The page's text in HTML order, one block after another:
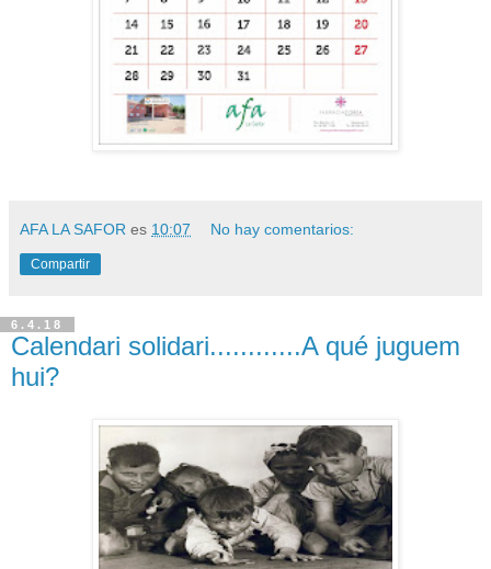
AFA LA SAFOR es 10:07 No hay comentarios:
Compartir
6.4.18
Calendari solidari............A qué juguem
hui?